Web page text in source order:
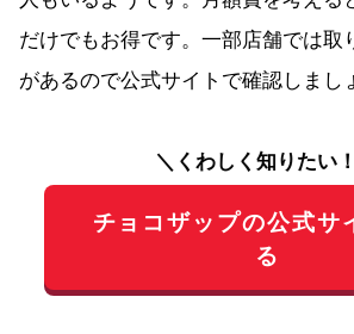
だけでもお得です。一部店舗では取
があるので公式サイトで確認しまし
＼くわしく知りたい
チョコザップの公式サ
る